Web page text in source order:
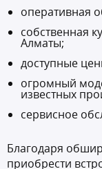
оперативная
собственная
Алматы;
доступные
огромный
известных
сервисное
Благодаря
приобрести